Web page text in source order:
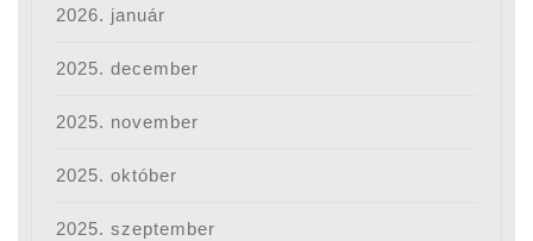
2026. január
2025. december
2025. november
2025. október
2025. szeptember